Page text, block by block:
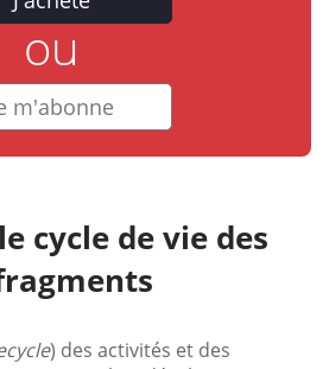
ou
m'abonne
cycle de vie des
) des activités et des